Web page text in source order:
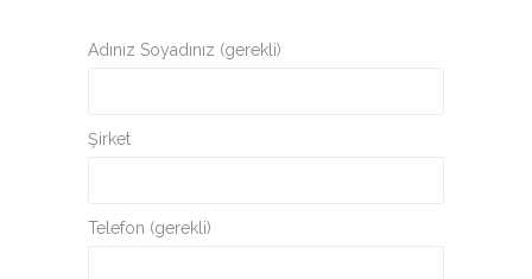
Adınız Soyadınız (gerekli)
Şirket
Telefon (gerekli)